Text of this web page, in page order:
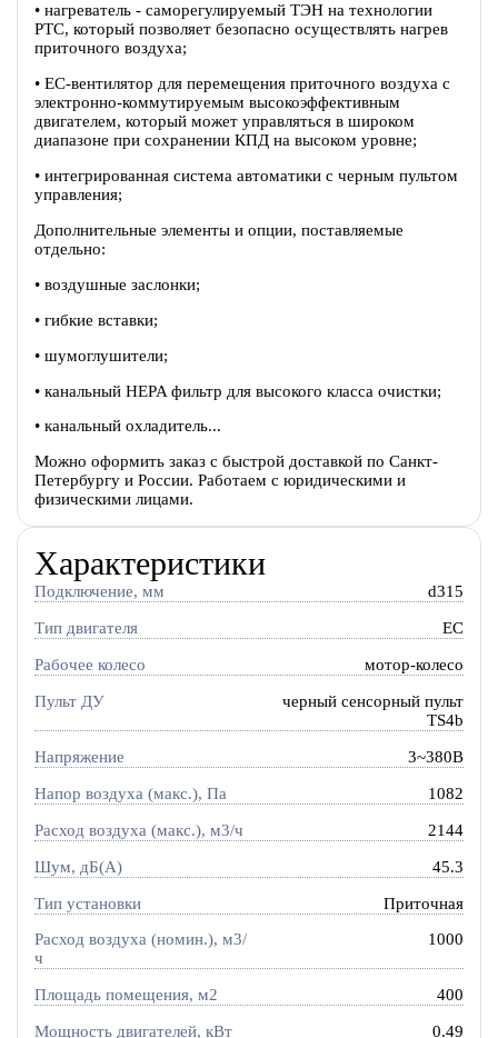
• нагреватель - саморегулируемый ТЭН на технологии
PTC, который позволяет безопасно осуществлять нагрев
приточного воздуха;
• EC-вентилятор для перемещения приточного воздуха c
электронно-коммутируемым высокоэффективным
двигателем, который может управляться в широком
диапазоне при сохранении КПД на высоком уровне;
• интегрированная система автоматики с черным пультом
управления;
Дополнительные элементы и опции, поставляемые
отдельно:
• воздушные заслонки;
• гибкие вставки;
• шумоглушители;
• канальный HEPA фильтр для высокого класса очистки;
• канальный охладитель...
Можно оформить заказ с быстрой доставкой по Санкт-
Петербургу и России. Работаем с юридическими и
физическими лицами.
Характеристики
Подключение, мм d315
Тип двигателя EC
Рабочее колесо мотор-колесо
Пульт ДУ
черный сенсорный пульт
TS4b
Напряжение 3~380В
Напор воздуха (макс.), Па 1082
Расход воздуха (макс.), м3/ч 2144
Шум, дБ(А) 45.3
Тип установки Приточная
Расход воздуха (номин.), м3/
ч
1000
Площадь помещения, м2 400
Мощность двигателей, кВт 0.49